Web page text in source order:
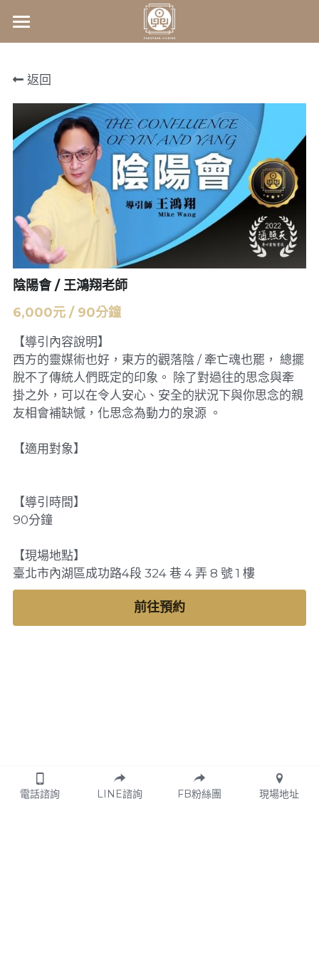
首頁
關於我們
關於我們
常見問答
師資介紹
王鴻翔老師
kelly老師
最新課程資訊
2026赤馬一動‧命運全變
身心靈啟動課程
1207易經卜卦(一日實戰班)
1214合一數入門課程(三期班)
服務項目
連絡我們
聯絡資訊
Facebook粉專
LINE諮詢預約
Youtube頻道
合一數速算
身心靈商城
登錄/註冊
線上諮詢
返回
陰陽會 / 王鴻翔老師
6,000元 / 90分鐘
【導引內容說明】
西方的靈媒術也好，東方的觀落陰 / 牽亡魂也罷， 總擺
脫不了傳統人們既定的印象。 除了對過往的思念與牽
掛之外，可以在令人安心、安全的狀況下與你思念的親
友相會補缺憾，化思念為動力的泉源 。
【適用對象】
【導引時間】
90分鐘
【現場地點】
臺北市內湖區成功路4段 324 巷 4 弄 8 號 1 樓
前往預約
商品分類
所有商品分類
電話諮詢 LINE諮詢 FB粉絲團 現場地址